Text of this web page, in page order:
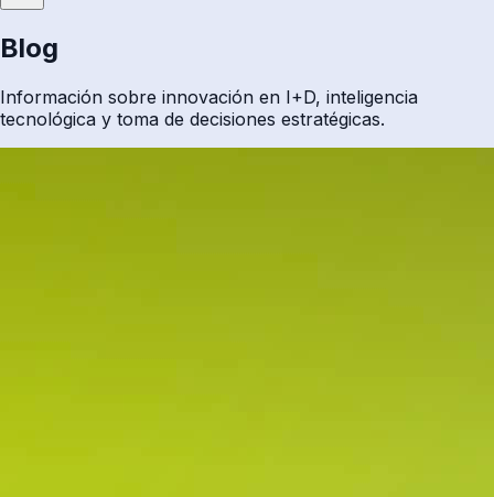
Blog
Información sobre innovación en I+D, inteligencia
tecnológica y toma de decisiones estratégicas.